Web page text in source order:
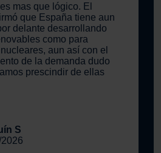
mas que lógico. El
que España tiene aun
delante desarrollando
como para
aun así con el
de la demanda dudo
prescindir de ellas
S